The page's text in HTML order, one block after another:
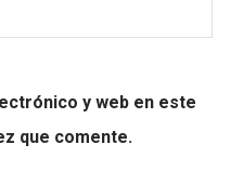
y web en este
que comente.